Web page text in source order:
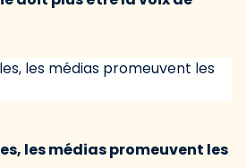
les médias promeuvent les